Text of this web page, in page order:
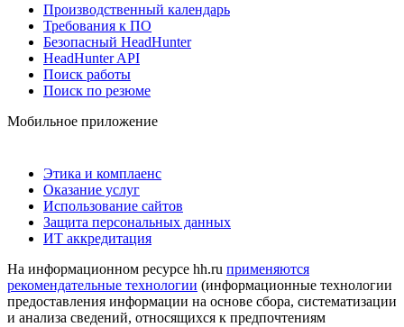
Производственный календарь
Требования к ПО
Безопасный HeadHunter
HeadHunter API
Поиск работы
Поиск по резюме
Мобильное приложение
Этика и комплаенс
Оказание услуг
Использование сайтов
Защита персональных данных
ИТ аккредитация
На информационном ресурсе hh.ru применяются
рекомендательные технологии (информационные технологии
предоставления информации на основе сбора, систематизации
и анализа сведений, относящихся к предпочтениям